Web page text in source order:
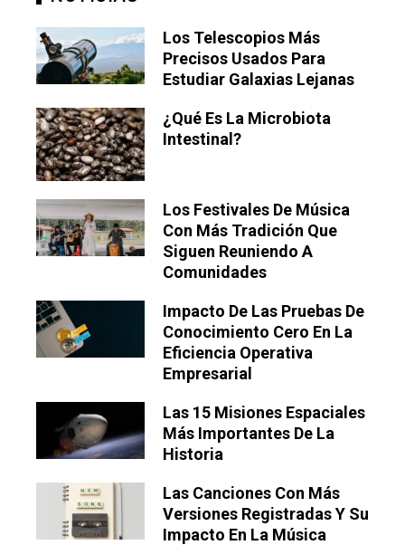
Los Telescopios Más
Precisos Usados Para
Estudiar Galaxias Lejanas
¿Qué Es La Microbiota
Intestinal?
Los Festivales De Música
Con Más Tradición Que
Siguen Reuniendo A
Comunidades
Impacto De Las Pruebas De
Conocimiento Cero En La
Eficiencia Operativa
Empresarial
Las 15 Misiones Espaciales
Más Importantes De La
Historia
Las Canciones Con Más
Versiones Registradas Y Su
Impacto En La Música